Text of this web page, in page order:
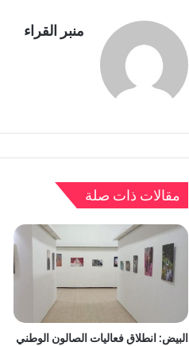
منبر القراء
مقالات ذات صلة
البيض: انطلاق فعاليات الصالون الوطني